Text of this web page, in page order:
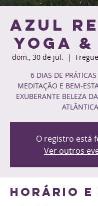
Azul
Yoga
dom., 30 de jul.
  |
6 DIAS DE
MEDITAÇÃO E BEM-
EXUBERANTE BELEZA
ATLÂNTICA
O registro está
Ver outros
Horário